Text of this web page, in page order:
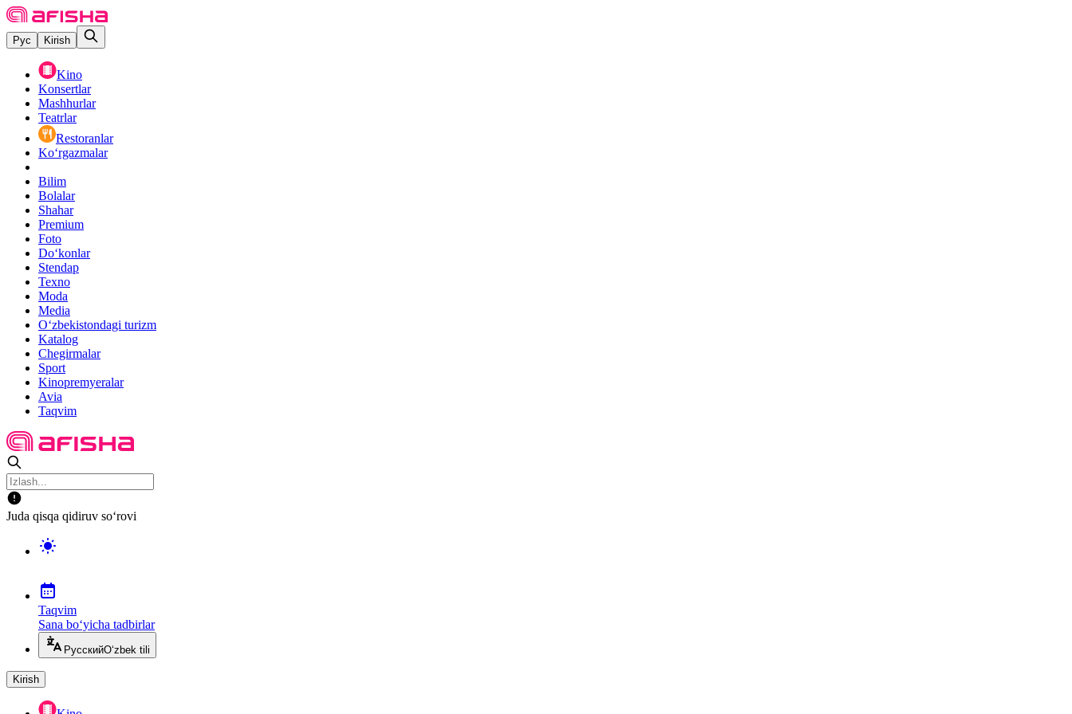
Рус Kirish
Kino
Konsertlar
Mashhurlar
Teatrlar
Restoranlar
Ko‘rgazmalar
Bilim
Bolalar
Shahar
Premium
Foto
Do‘konlar
Stendap
Texno
Moda
Media
O‘zbekistondagi turizm
Katalog
Chegirmalar
Sport
Kinopremyeralar
Avia
Taqvim
Juda qisqa qidiruv so‘rovi
Taqvim
Sana bo‘yicha tadbirlar
РусскийO‘zbek tili
Kirish